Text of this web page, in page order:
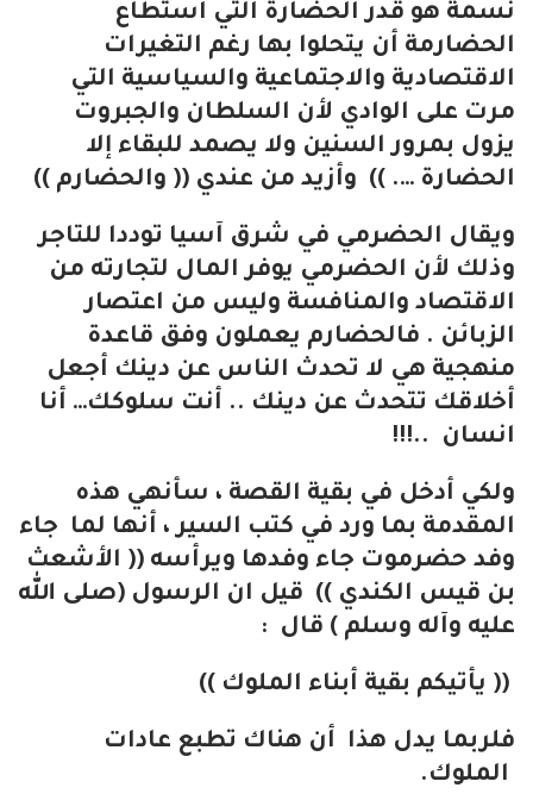
نسمة هو قدر الحضارة التي استطاع
الحضارمة أن يتحلوا بها رغم التغيرات
الاقتصادية والاجتماعية والسياسية التي
مرت على الوادي لأن السلطان والجبروت
يزول بمرور السنين ولا يصمد للبقاء إلا
الحضارة …. )) وأزيد من عندي (( والحضارم ))
ويقال الحضرمي في شرق آسيا توددا للتاجر
وذلك لأن الحضرمي يوفر المال لتجارته من
الاقتصاد والمنافسة وليس من اعتصار
الزبائن . فالحضارم يعملون وفق قاعدة
منهجية هي لا تحدث الناس عن دينك أجعل
أخلاقك تتحدث عن دينك .. أنت سلوكك… أنا
انسان ..!!!
ولكي أدخل في بقية القصة ، سأنهي هذه
المقدمة بما ورد في كتب السير ، أنها لما جاء
وفد حضرموت جاء وفدها ويرأسه (( الأشعث
بن قيس الكندي )) قيل ان الرسول (صلى الله
عليه وآله وسلم ) قال :
(( يأتيكم بقية أبناء الملوك ))
فلربما يدل هذا أن هناك تطبع عادات
الملوك.